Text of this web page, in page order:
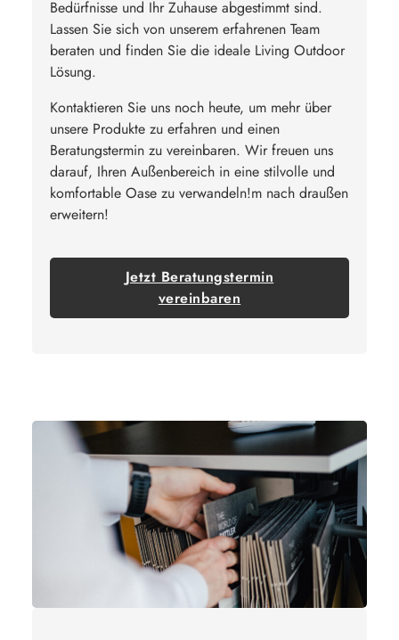
Bedürfnisse und Ihr Zuhause abgestimmt sind.
Lassen Sie sich von unserem erfahrenen Team
beraten und finden Sie die ideale Living Outdoor
Lösung.
Kontaktieren Sie uns noch heute, um mehr über
unsere Produkte zu erfahren und einen
Beratungstermin zu vereinbaren. Wir freuen uns
darauf, Ihren Außenbereich in eine stilvolle und
komfortable Oase zu verwandeln!m nach draußen
erweitern!
Jetzt Beratungstermin
vereinbaren